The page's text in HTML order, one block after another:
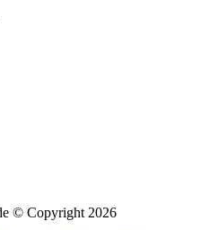
© Copyright 2026